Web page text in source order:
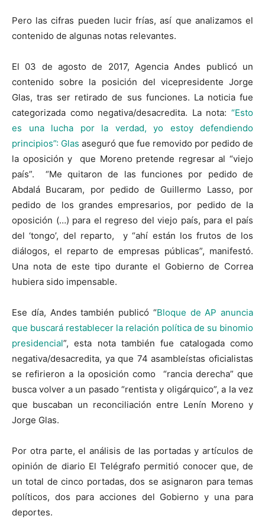
Pero las cifras pueden lucir frías, así que analizamos el
contenido de algunas notas relevantes.
El 03 de agosto de 2017, Agencia Andes publicó un
contenido sobre la posición del vicepresidente Jorge
Glas, tras ser retirado de sus funciones. La noticia fue
categorizada como negativa/desacredita. La nota: “Esto
es una lucha por la verdad, yo estoy defendiendo
principios”: Glas aseguró que fue removido por pedido de
la oposición y que Moreno pretende regresar al “viejo
país”. “Me quitaron de las funciones por pedido de
Abdalá Bucaram, por pedido de Guillermo Lasso, por
pedido de los grandes empresarios, por pedido de la
oposición (…) para el regreso del viejo país, para el país
del ‘tongo’, del reparto, y “ahí están los frutos de los
diálogos, el reparto de empresas públicas”, manifestó.
Una nota de este tipo durante el Gobierno de Correa
hubiera sido impensable.
Ese día, Andes también publicó “Bloque de AP anuncia
que buscará restablecer la relación política de su binomio
presidencial”, esta nota también fue catalogada como
negativa/desacredita, ya que 74 asambleístas oficialistas
se refirieron a la oposición como “rancia derecha” que
busca volver a un pasado “rentista y oligárquico”, a la vez
que buscaban un reconciliación entre Lenín Moreno y
Jorge Glas.
Por otra parte, el análisis de las portadas y artículos de
opinión de diario El Telégrafo permitió conocer que, de
un total de cinco portadas, dos se asignaron para temas
políticos, dos para acciones del Gobierno y una para
deportes.